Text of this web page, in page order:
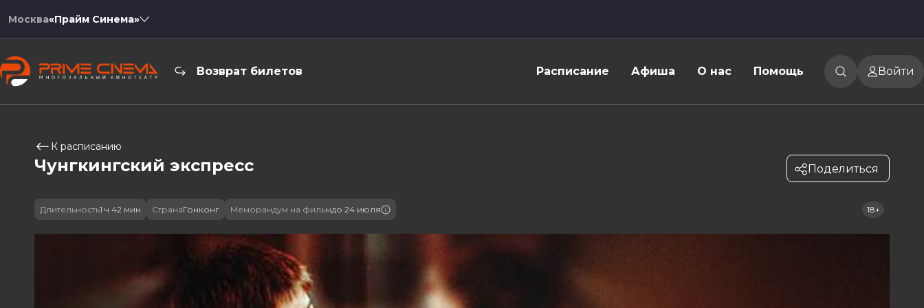
Москва«Прайм Синема»
Возврат билетов Расписание Афиша О нас Помощь Войти
К расписанию
Чунгкингский экспресс Поделиться
Длительность1 ч 42 мин СтранаГонконг Меморандум на фильмдо 24 июля 18+